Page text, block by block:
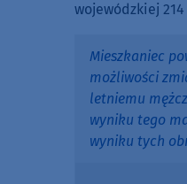
wojewódzkiej
Mieszkaniec
możliwości
letniemu
wyniku tego
wyniku tych